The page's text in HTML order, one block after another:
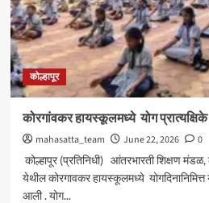
कोल्हापूर
कोरगांवकर हायस्कूलमध्ये योग प्रात्यक्षिके
mahasatta_team June 22, 2026
0
कोल्हापूर (प्रतिनिधी) आंतरभारती शिक्षण
येथील कोरगावकर हायस्कूलमध्ये योगदिनानिमित्त
आली . योग...